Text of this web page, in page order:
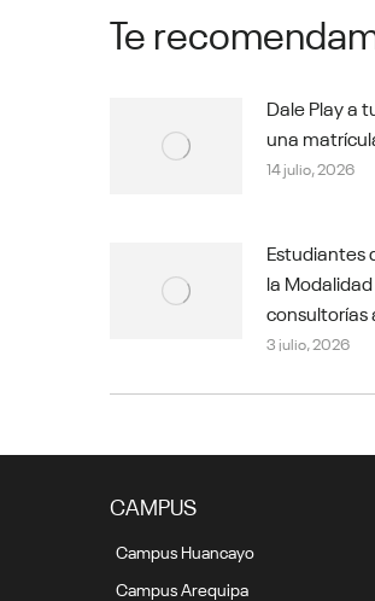
Te
Dale Play a
una
14 julio, 2026
Estudiantes
la
consultorías
3 julio, 2026
CAMPUS
Campus Huancayo
Campus Arequipa